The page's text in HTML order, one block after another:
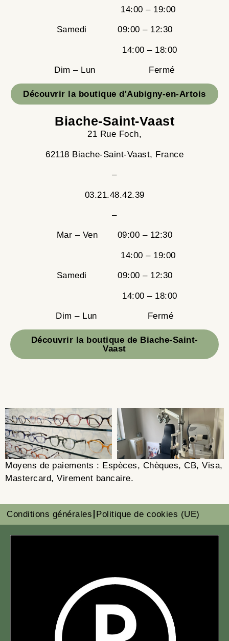
14:00 – 19:00
Samedi 09:00 – 12:30
14:00 – 18:00
Dim – Lun Fermé
Découvrir la boutique d'Aubigny-en-Artois
Biache-Saint-Vaast
21 Rue Foch,
62118 Biache-Saint-Vaast, France
–
03.21.48.42.39
–
Mar – Ven 09:00 – 12:30
14:00 – 19:00
Samedi 09:00 – 12:30
14:00 – 18:00
Dim – Lun Fermé
Découvrir la boutique de Biache-Saint-
Vaast
Moyens de paiements : Espèces, Chèques, CB, Visa,
Mastercard, Virement bancaire.
Conditions générales Politique de cookies (UE)